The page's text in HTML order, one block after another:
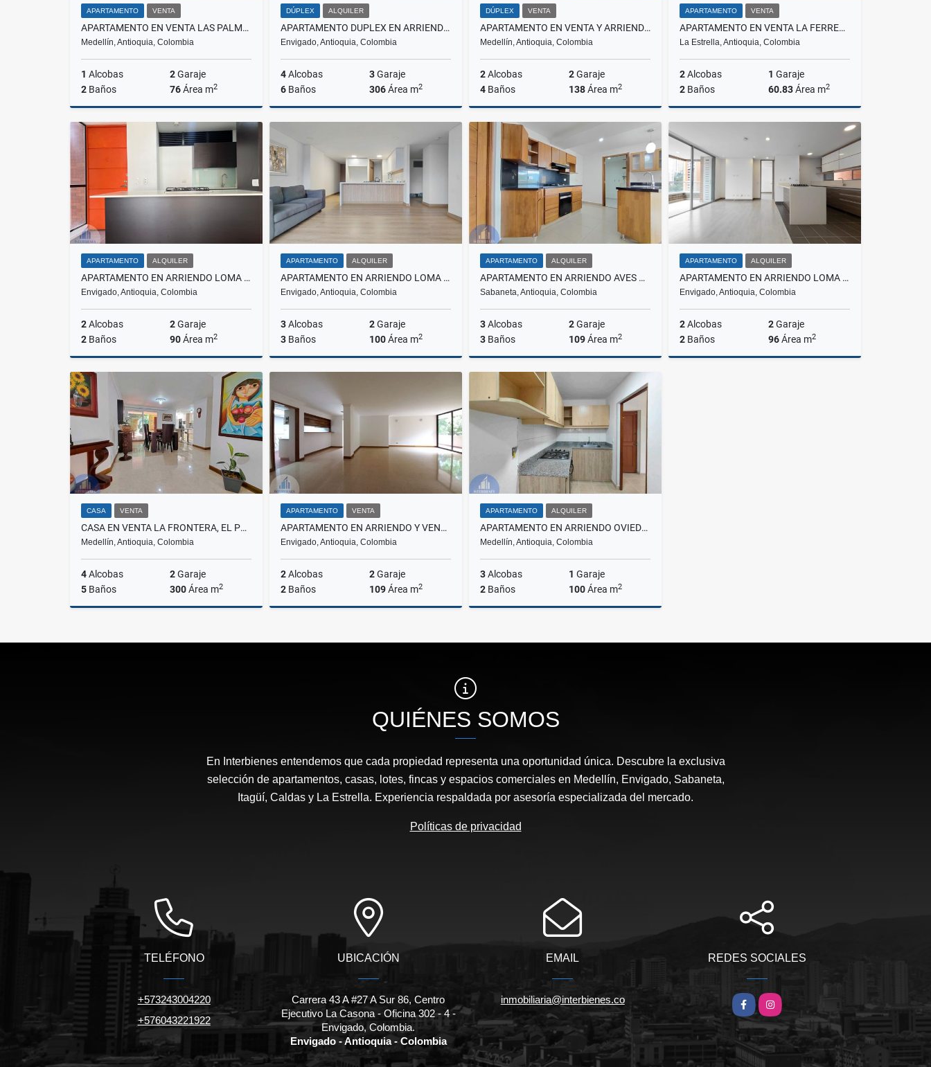
APARTAMENTO VENTA
APARTAMENTO EN VENTA LAS PALMAS, MEDELLIN
Medellín, Antioquia, Colombia
1 Alcobas 2Garaje
2 Baños 76Área m2
Venta Alquiler
$5.400.000
DÚPLEX ALQUILER
APARTAMENTO DUPLEX EN ARRIENDO LOMA DEL BARRO, ENVIGADO
Envigado, Antioquia, Colombia
4Alcobas 3Garaje
6 Baños 306Área m2
DÚPLEX VENTA
APARTAMENTO EN VENTA Y ARRIENDO EL TESORO, EL POBLADO
Medellín, Antioquia, Colombia
2Alcobas 2Garaje
4 Baños 138Área m2
Venta
$1.300.000
Alquiler
$7.800.000
APARTAMENTO VENTA
APARTAMENTO EN VENTA LA FERRERIA, LA ESTRELLA
La Estrella, Antioquia, Colombia
2Alcobas 1 Garaje
2 Baños 60.83Área m2
Venta
$400.000.000
APARTAMENTO ALQUILER
APARTAMENTO EN ARRIENDO LOMA DE LAS BRUJAS, ENVIGADO
Envigado, Antioquia, Colombia
2Alcobas 2Garaje
2 Baños 90Área m2
Alquiler
APARTAMENTO ALQUILER
APARTAMENTO EN ARRIENDO LOMA DE LAS BRUJAS, ENVIGADO
Envigado, Antioquia, Colombia
3Alcobas 2Garaje
3 Baños 100Área m2
APARTAMENTO ALQUILER
APARTAMENTO EN ARRIENDO AVES MARÍA, SABANETA
Sabaneta, Antioquia, Colombia
3Alcobas 2Garaje
3 Baños 109Área m2
Alquiler
$4.000.000
APARTAMENTO ALQUILER
APARTAMENTO EN ARRIENDO LOMA DE LAS BRUJAS, ENVIGADO
Envigado, Antioquia, Colombia
2Alcobas 2Garaje
2 Baños 96Área m2
CASA VENTA
CASA EN VENTA LA FRONTERA, EL POBLADO
Medellín, Antioquia, Colombia
4Alcobas 2Garaje
5 Baños 300Área m2
$1.750.000.000
APARTAMENTO VENTA
APARTAMENTO EN ARRIENDO Y VENTA ZÚÑIGA, ENVIGADO
Envigado, Antioquia, Colombia
2Alcobas 2Garaje
2 Baños 109Área m2
$740.000.000 $3.600.000
APARTAMENTO ALQUILER
APARTAMENTO EN ARRIENDO OVIEDO, MEDELLIN
Medellín, Antioquia, Colombia
3Alcobas 1 Garaje
2 Baños 100Área m2
$5.200.000
QUIÉNES SOMOS
En Interbienes entendemos que cada propiedad representa una oportunidad única. Descubre la exclusiva
selección de apartamentos, casas, lotes, fincas y espacios comerciales en Medellín, Envigado, Sabaneta,
Itagüí, Caldas y La Estrella. Experiencia respaldada por asesoría especializada del mercado.
Políticas de privacidad
TELÉFONO
+573243004220
+576043221922
UBICACIÓN
Carrera 43 A #27 A Sur 86, Centro
Ejecutivo La Casona - Oficina 302 - 4 -
Envigado, Colombia.
Envigado - Antioquia - Colombia
EMAIL
inmobiliaria@interbienes.co
REDES SOCIALES
Facebook
Instagram